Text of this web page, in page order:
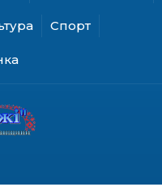
ветерани разом створюють
Куди звернутися мешканцям
Криничанської громади за
Спорт